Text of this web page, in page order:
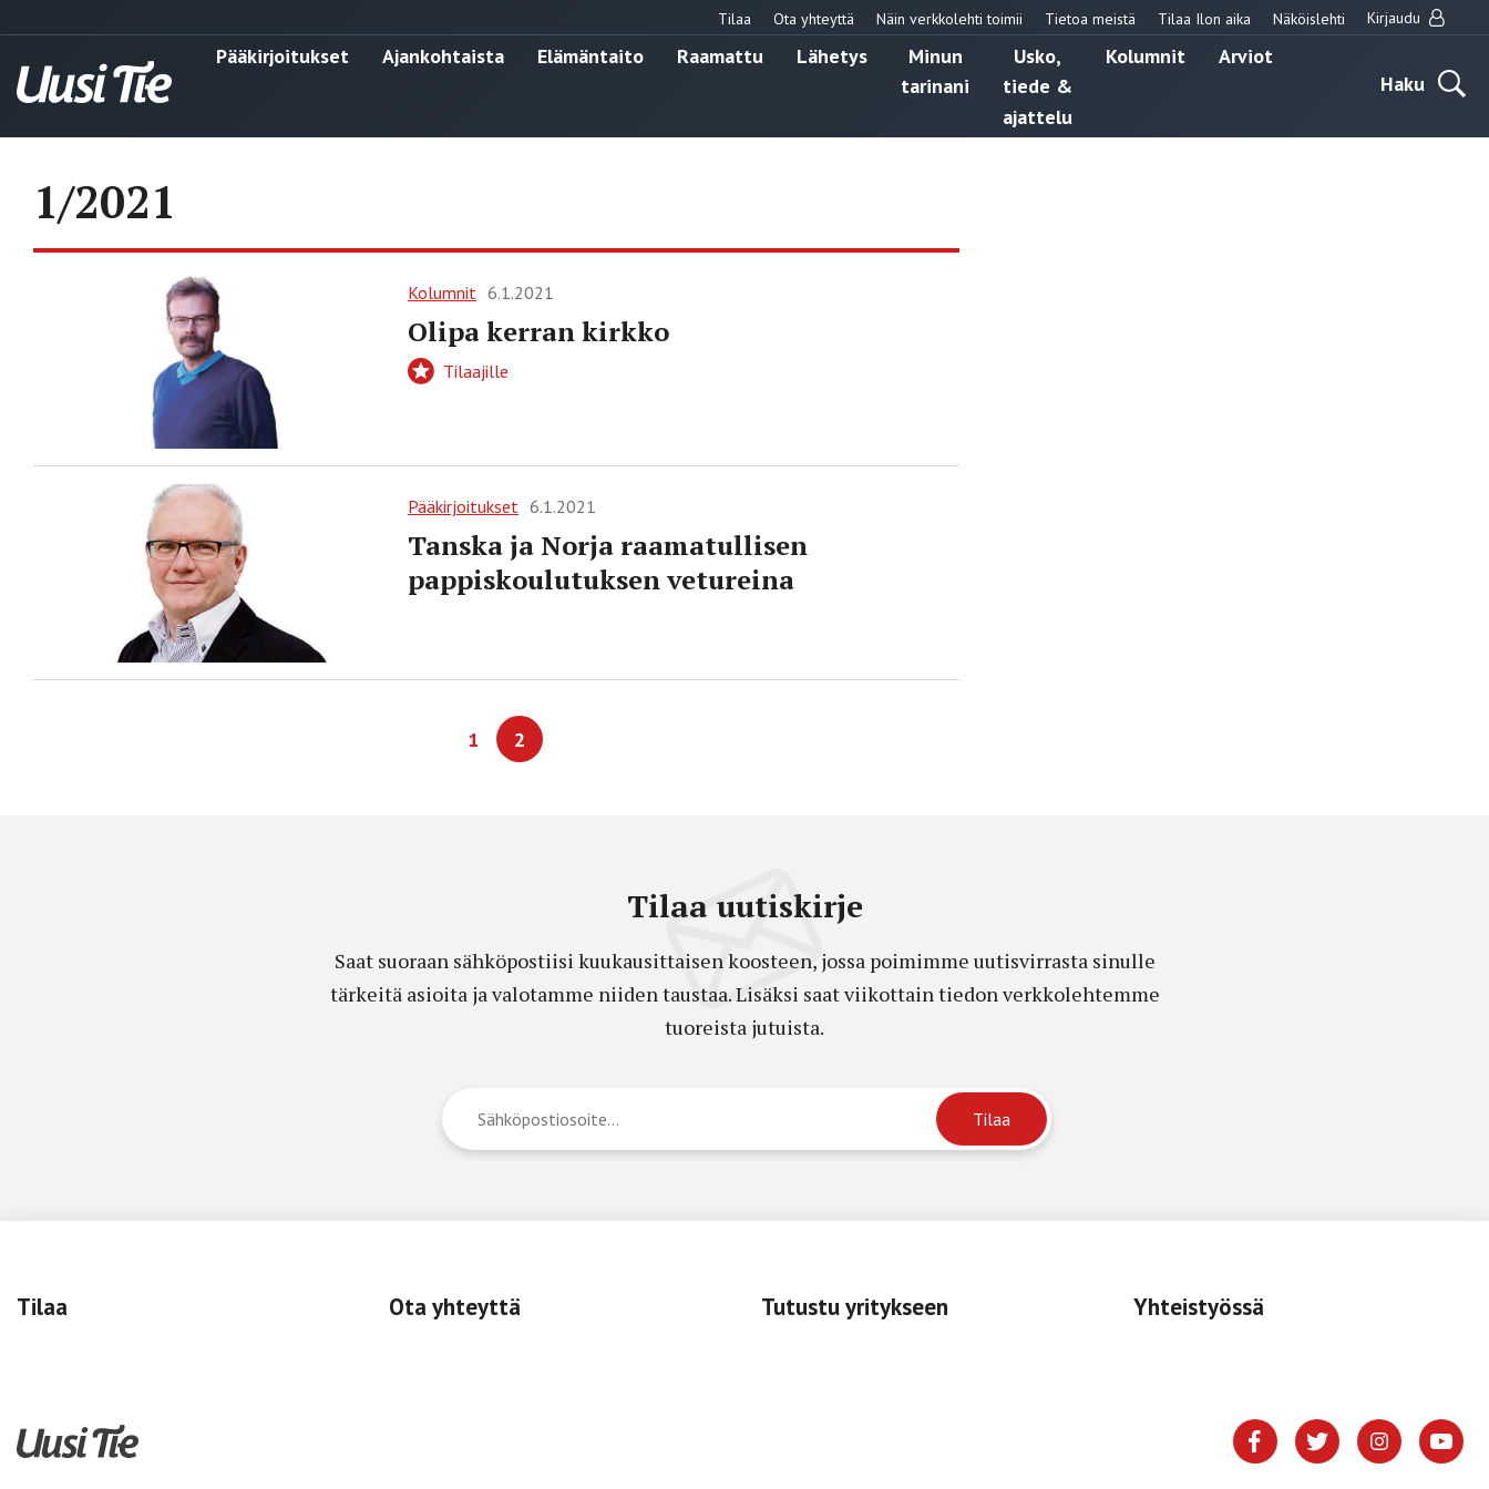
Tilaa Ota yhteyttä Näin verkkolehti toimii Tietoa meistä Tilaa Ilon aika Näköislehti Kirjaudu
Pääkirjoitukset Ajankohtaista Elämäntaito Raamattu Lähetys
Minun
tarinani
Usko,
tiede &
ajattelu
Kolumnit
Arviot
Haku
1/2021
Kolumnit 6.1.2021
Olipa kerran kirkko
Tilaajille
Pääkirjoitukset 6.1.2021
Tanska ja Norja raamatullisen
pappiskoulutuksen vetureina
1 2
Tilaa uutiskirje
Saat suoraan sähköpostiisi kuukausittaisen koosteen, jossa poimimme uutisvirrasta sinulle
tärkeitä asioita ja valotamme niiden taustaa. Lisäksi saat viikottain tiedon verkkolehtemme
tuoreista jutuista.
Tilaa Ota yhteyttä Tutustu yritykseen Yhteistyössä